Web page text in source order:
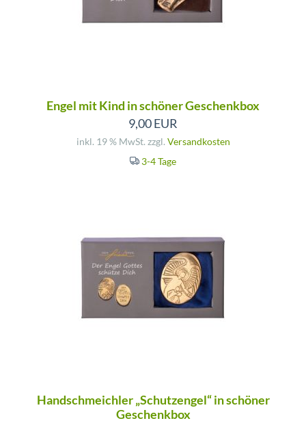
Engel mit Kind in schöner Geschenkbox
9,00 EUR
inkl. 19 % MwSt. zzgl. Versandkosten
3-4 Tage
Handschmeichler „Schutzengel“ in schöner
Geschenkbox